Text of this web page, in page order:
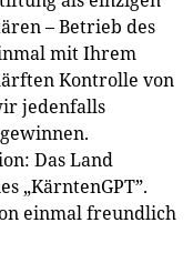
– Betrieb des
mit Ihrem
Kontrolle von
jedenfalls
Das Land
„KärntenGPT”.
einmal freundlich